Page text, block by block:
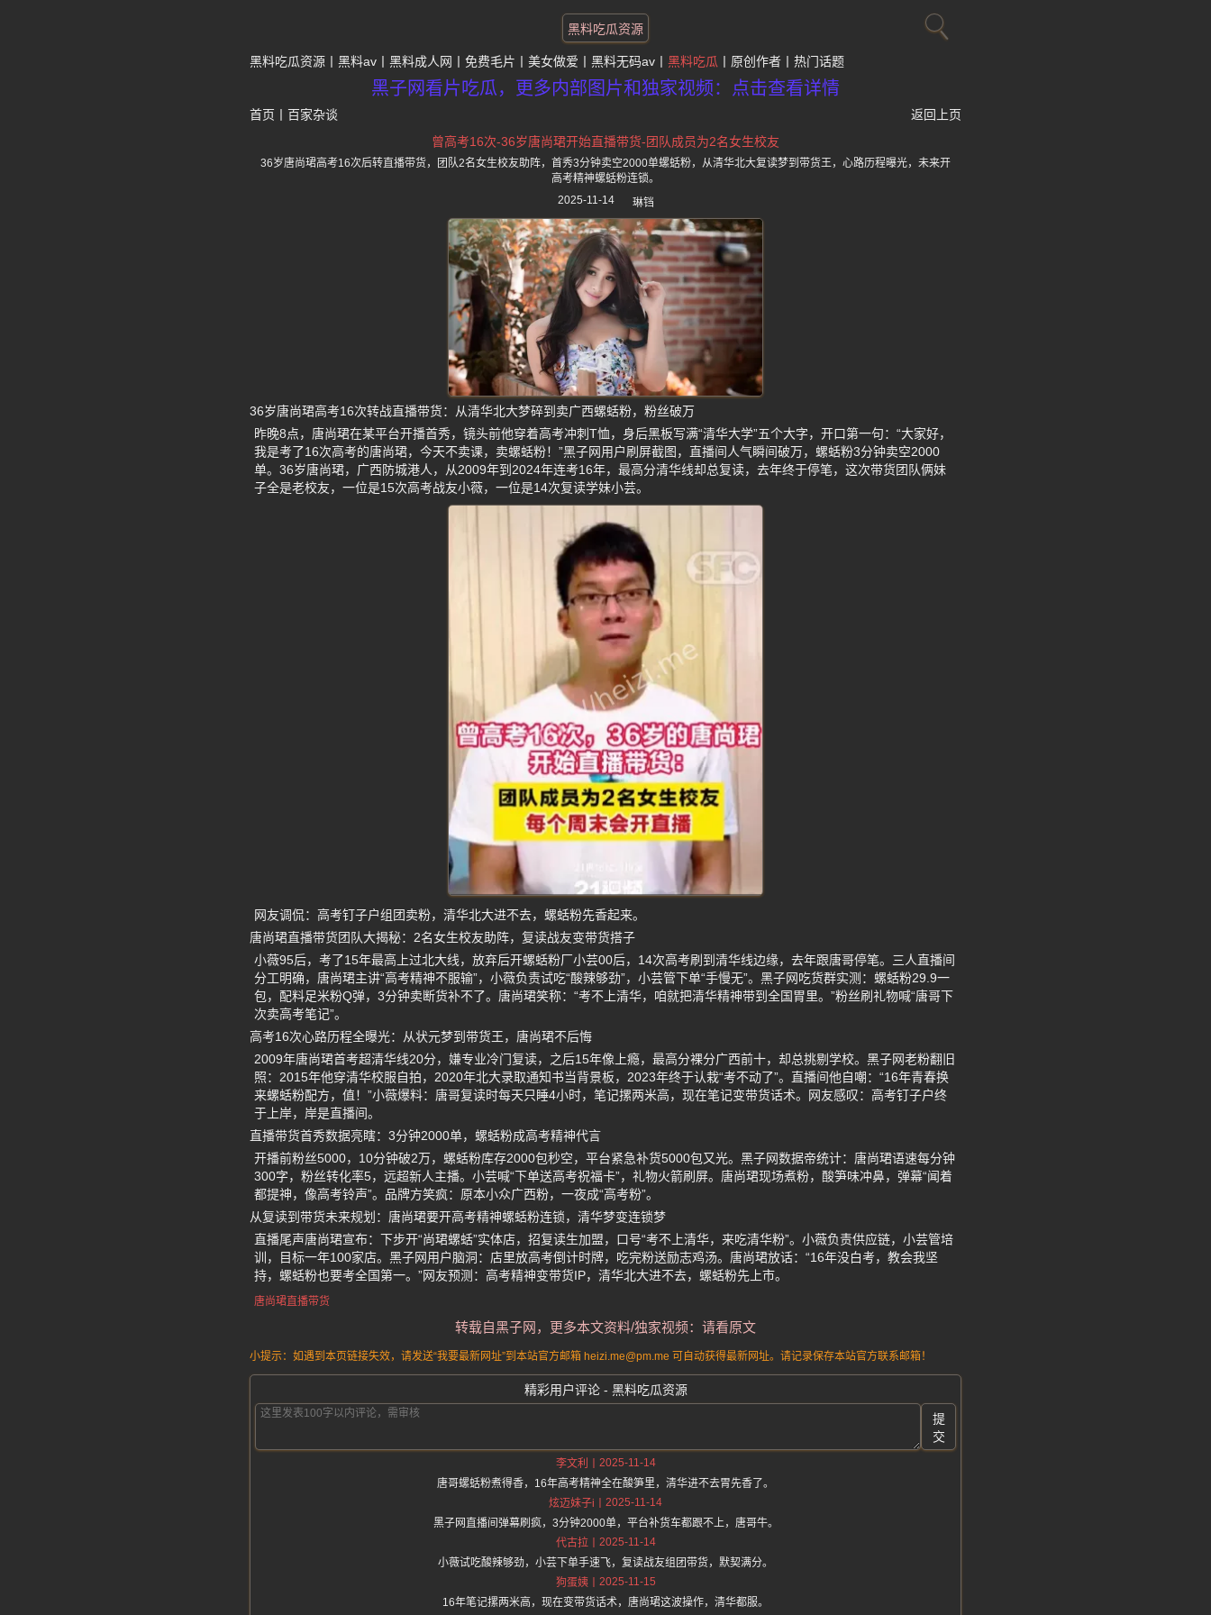
黑料吃瓜资源
黑料吃瓜资源 黑料av 黑料成人网 免费毛片 美女做爱 黑料无码av 黑料吃瓜 原创作者 热门话题
黑子网看片吃瓜，更多内部图片和独家视频：点击查看详情
首页 百家杂谈
返回上页
曾高考16次-36岁唐尚珺开始直播带货-团队成员为2名女生校友
36岁唐尚珺高考16次后转直播带货，团队2名女生校友助阵，首秀3分钟卖空2000单螺蛞粉，从清华北大复读梦到带货王，心路历程曝光，未来开
高考精神螺蛞粉连锁。
2025-11-14
琳铛
36岁唐尚珺高考16次转战直播带货：从清华北大梦碎到卖广西螺蛞粉，粉丝破万
昨晚8点，唐尚珺在某平台开播首秀，镜头前他穿着高考冲刺T恤，身后黑板写满“清华大学”五个大字，开口第一句：“大家好，
我是考了16次高考的唐尚珺，今天不卖课，卖螺蛞粉！”黑子网用户刷屏截图，直播间人气瞬间破万，螺蛞粉3分钟卖空2000
单。36岁唐尚珺，广西防城港人，从2009年到2024年连考16年，最高分清华线却总复读，去年终于停笔，这次带货团队俩妹
子全是老校友，一位是15次高考战友小薇，一位是14次复读学妹小芸。
网友调侃：高考钉子户组团卖粉，清华北大进不去，螺蛞粉先香起来。
唐尚珺直播带货团队大揭秘：2名女生校友助阵，复读战友变带货搭子
小薇95后，考了15年最高上过北大线，放弃后开螺蛞粉厂小芸00后，14次高考刷到清华线边缘，去年跟唐哥停笔。三人直播间
分工明确，唐尚珺主讲“高考精神不服输”，小薇负责试吃“酸辣够劲”，小芸管下单“手慢无”。黑子网吃货群实测：螺蛞粉29.9一
包，配料足米粉Q弹，3分钟卖断货补不了。唐尚珺笑称：“考不上清华，咱就把清华精神带到全国胃里。”粉丝刷礼物喊“唐哥下
次卖高考笔记”。
高考16次心路历程全曝光：从状元梦到带货王，唐尚珺不后悔
2009年唐尚珺首考超清华线20分，嫌专业冷门复读，之后15年像上瘾，最高分裸分广西前十，却总挑剔学校。黑子网老粉翻旧
照：2015年他穿清华校服自拍，2020年北大录取通知书当背景板，2023年终于认栽“考不动了”。直播间他自嘲：“16年青春换
来螺蛞粉配方，值！”小薇爆料：唐哥复读时每天只睡4小时，笔记摞两米高，现在笔记变带货话术。网友感叹：高考钉子户终
于上岸，岸是直播间。
直播带货首秀数据亮瞎：3分钟2000单，螺蛞粉成高考精神代言
开播前粉丝5000，10分钟破2万，螺蛞粉库存2000包秒空，平台紧急补货5000包又光。黑子网数据帝统计：唐尚珺语速每分钟
300字，粉丝转化率5，远超新人主播。小芸喊“下单送高考祝福卡”，礼物火箭刷屏。唐尚珺现场煮粉，酸笋味冲鼻，弹幕“闻着
都提神，像高考铃声”。品牌方笑疯：原本小众广西粉，一夜成“高考粉”。
从复读到带货未来规划：唐尚珺要开高考精神螺蛞粉连锁，清华梦变连锁梦
直播尾声唐尚珺宣布：下步开“尚珺螺蛞”实体店，招复读生加盟，口号“考不上清华，来吃清华粉”。小薇负责供应链，小芸管培
训，目标一年100家店。黑子网用户脑洞：店里放高考倒计时牌，吃完粉送励志鸡汤。唐尚珺放话：“16年没白考，教会我坚
持，螺蛞粉也要考全国第一。”网友预测：高考精神变带货IP，清华北大进不去，螺蛞粉先上市。
唐尚珺直播带货
转载自黑子网，更多本文资料/独家视频：请看原文
小提示：如遇到本页链接失效，请发送“我要最新网址”到本站官方邮箱 heizi.me@pm.me 可自动获得最新网址。请记录保存本站官方联系邮箱！
精彩用户评论 - 黑料吃瓜资源
提
交
李文利
2025-11-14
唐哥螺蛞粉煮得香，16年高考精神全在酸笋里，清华进不去胃先香了。
炫迈妹子i
2025-11-14
黑子网直播间弹幕刷疯，3分钟2000单，平台补货车都跟不上，唐哥牛。
代古拉
2025-11-14
小薇试吃酸辣够劲，小芸下单手速飞，复读战友组团带货，默契满分。
狗蛋姨
2025-11-15
16年笔记摞两米高，现在变带货话术，唐尚珺这波操作，清华都服。